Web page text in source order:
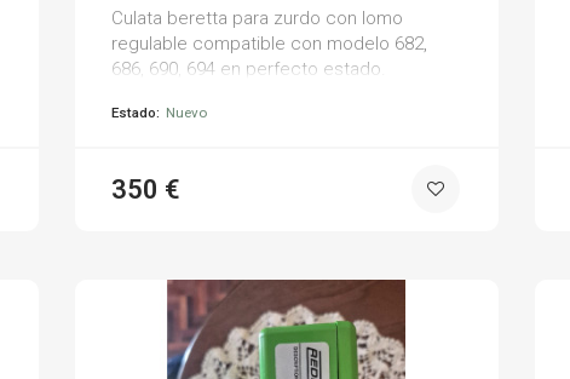
Culata beretta para zurdo con lomo
regulable compatible con modelo 682,
686, 690, 694 en perfecto estado.
Estado: Nuevo
350 €